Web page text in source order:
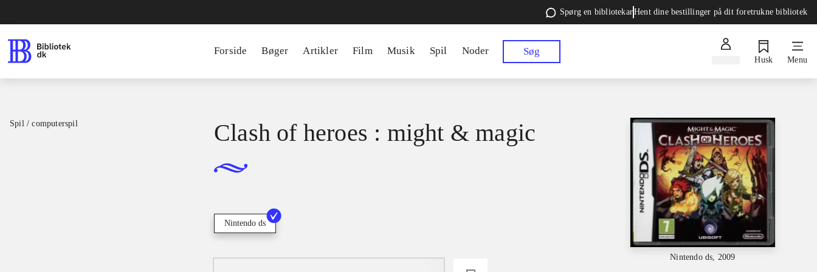
Spørg en bibliotekarHent dine bestillinger på dit foretrukne bibliotek
Forside Bøger Artikler Film Musik Spil Noder Søg
Husk Menu
Spil / computerspil
Nintendo ds, 2009
Clash of heroes : might & magic
Nintendo ds